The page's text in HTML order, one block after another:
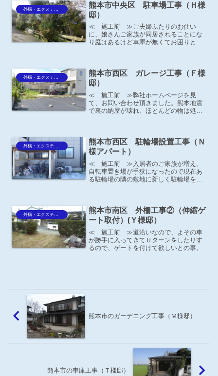
上から丸見えになるので、目隠しとして
屋根を付けて欲しいとの...
熊本市中央区 駐車場工事（Ｈ様
邸）
≪ 施工前 ≫ご夫婦ふたりのお住い
に、娘さんご家族が同居されることにな
り庭はあるけど車庫が無くてお困りとの
さんよりご相談がありま...
外構・エクステリア
熊本市西区 ガレージ工事（Ｆ様
邸）
≪ 施工前 ≫弊社ホームページを見
て、お問い合わせ頂きました。熊本地震
で裏の納屋が壊れ、ほとんどの物は処分
の事。
外構・エクステリア
熊本市西区 駐輪場設置工事（Ｎ
様アパート）
≪ 施工前 ≫入居者のご家族が増え、
自転車置き場が手狭になったので現在あ
る駐輪場の隣の敷地に新しく駐輪場を設
外構・エクステリア
熊本市南区 外柵工事②（伸縮ゲ
ート取付）(Ｙ様邸）
≪ 施工前 ≫道沿いなので、よその車
が勝手に入ってきてＵターンをしたりす
るので、ゲートを付けて欲しいとの事。
熊本市のガーデニング工事（Ｍ様邸）
熊本市の車庫工事（Ｔ様邸）